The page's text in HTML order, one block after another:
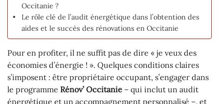
Occitanie ?
Le rôle clé de l’audit énergétique dans l’obtention des
aides et le succès des rénovations en Occitanie
Pour en profiter, il ne suffit pas de dire « je veux des
économies d’énergie ! ». Quelques conditions claires
s’imposent : être propriétaire occupant, s’engager dans
le programme Rénov’ Occitanie – qui inclut un audit
énergétique et un accompagnement personnalisé –, et